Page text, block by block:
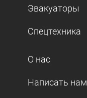
Эвакуаторы
Спецтехника
О нас
Написать нам